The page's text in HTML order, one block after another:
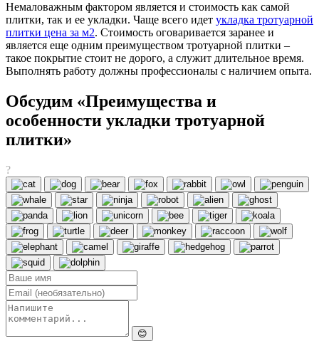
Немаловажным фактором является и стоимость как самой
плитки, так и ее укладки. Чаще всего идет укладка тротуарной
плитки цена за м2. Стоимость оговаривается заранее и
является еще одним преимуществом тротуарной плитки –
такое покрытие стоит не дорого, а служит длительное время.
Выполнять работу должны профессионалы с наличием опыта.
Обсудим «Преимущества и
особенности укладки тротуарной
плитки»
?
😊